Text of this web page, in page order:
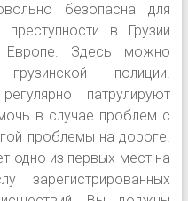
безопасна для
преступности в Грузии
Здесь можно
полиции.
патрулируют
в случае проблем с
проблемы на дороге.
одно из первых мест на